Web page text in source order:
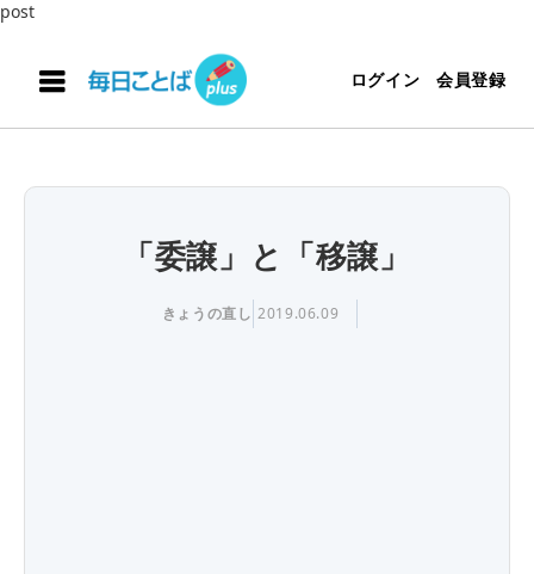
post
ログイン 会員登録
「委譲」と「移譲」
きょうの直し 2019.06.09